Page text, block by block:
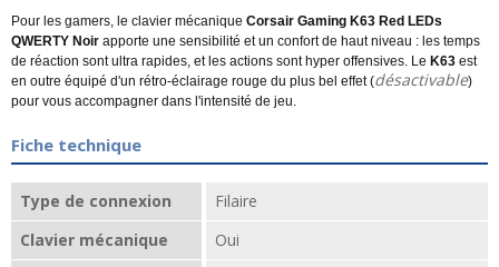
Pour les gamers, le clavier mécanique Corsair Gaming K63 Red LEDs
QWERTY Noir apporte une sensibilité et un confort de haut niveau : les temps
de réaction sont ultra rapides, et les actions sont hyper offensives. Le K63 est
en outre équipé d'un rétro-éclairage rouge du plus bel effet (désactivable)
pour vous accompagner dans l'intensité de jeu.
Fiche technique
Type de connexion
Filaire
Clavier mécanique
Oui